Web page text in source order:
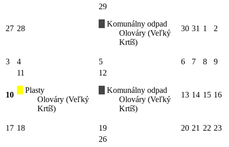
27 28
29
Komunálny odpad
Olováry (Veľký
Krtíš)
30 31 1 2
3 4 5 6 7 8 9
10
11
Plasty
Olováry (Veľký
Krtíš)
12
Komunálny odpad
Olováry (Veľký
Krtíš)
13 14 15 16
17 18 19 20 21 22 23
26